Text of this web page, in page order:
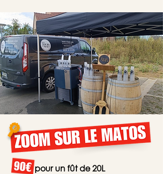
Dites nous tout
Prénom *
Nom *
Email *
Téléphone
🔎
90€ pour un fût de 20L